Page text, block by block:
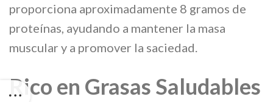
proporciona aproximadamente 8 gramos de
proteínas, ayudando a mantener la masa
muscular y a promover la saciedad.
Rico en Grasas Saludables